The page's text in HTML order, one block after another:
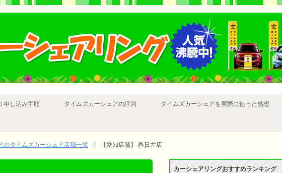
申し込み手順 タイムズカーシェアの評判 タイムズカーシェアを実際に使った感想
のタイムズカーシェア店舗一覧 【愛知店舗】 春日井店
カーシェアリングおすすめランキング